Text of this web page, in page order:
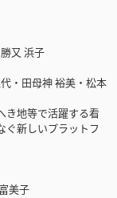
又 浜子
・田母神 裕美・松本
き地等で活躍する看
新しいプラットフ
美子